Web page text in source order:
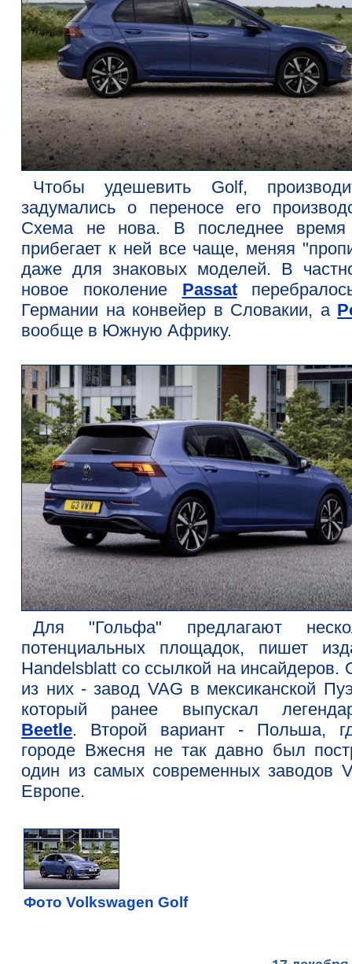
Чтобы удешевить Golf,
задумались о переносе его
Схема не нова. В последнее
прибегает к ней все чаще, меняя
даже для знаковых моделей. В
новое поколение Passat
Германии на конвейер в Словакии, а
вообще в Южную Африку.
Для "Гольфа" предлагают
потенциальных площадок, пишет
Handelsblatt со ссылкой на инсайдеров.
из них - завод VAG в мексиканской
который ранее выпускал
Beetle. Второй вариант - Польша,
городе Вжесня не так давно был
один из самых современных заводов
Европе.
Фото Volkswagen Golf